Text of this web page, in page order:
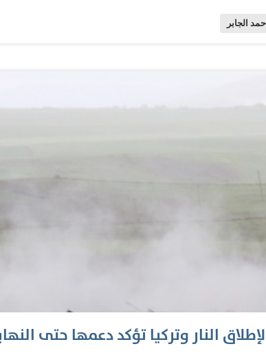
الجابر
النار وتركيا تؤكد دعمها حتى